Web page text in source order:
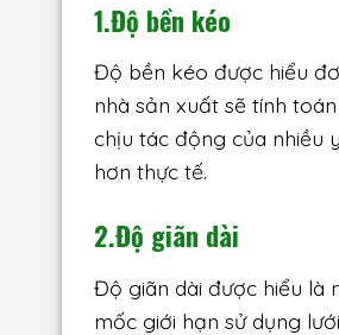
1.Độ bền kéo
Độ bền kéo được hiểu
nhà sản xuất sẽ tính
chịu tác động của nhiều
hơn thực tế.
2.Độ giãn dài
Độ giãn dài được hiểu là
mốc giới hạn sử dụng